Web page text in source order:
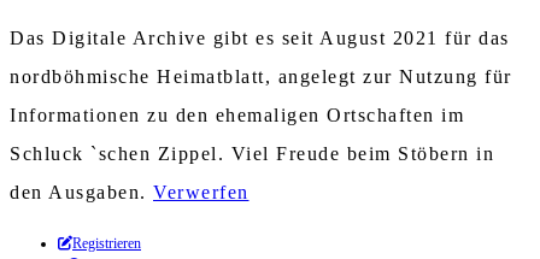
Das Digitale Archive gibt es seit August 2021 für das
nordböhmische Heimatblatt, angelegt zur Nutzung für
Informationen zu den ehemaligen Ortschaften im
Schluck `schen Zippel. Viel Freude beim Stöbern in
den Ausgaben. Verwerfen
Zum
Registrieren